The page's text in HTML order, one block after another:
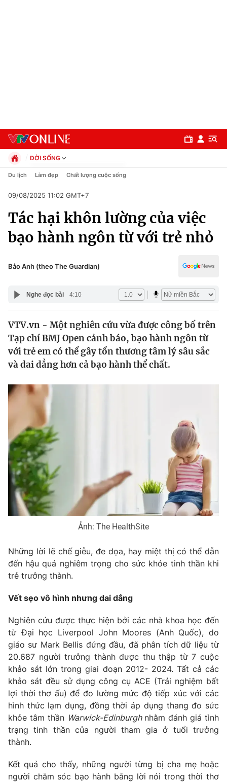
Chuyên mục
Chính trị
Pháp luật
Thế giới
Tin tức
Thế giới đó đây
Câu chuyện quốc tế
Tài chính
Thị trường
Góc doanh nghiệp
Dữ liệu và đời sống
Truyền hình
Phim VTV
Hậu trường
Nhân vật
Khán giả
Giải trí
Điện ảnh
Âm nhạc
Đời sống
Du lịch
Chất lượng cuộc sống
Tuyển sinh
Học trực tuyến
Công nghệ
Hitech Công nghệ tương lai
Sản phẩm
Thị trường
Tư vấn
Giao lưu trực tuyến
Chuyên mục khác
Emagazine Podcast
Photo Infographic
Video Shorts video
ĐỜI SỐNG
Chính trị
Pháp luật
Kinh tế
Thể thao
Truyền hình
Y tế
Công nghệ
Du lịch Làm đẹp Chất lượng cuộc sống
09/08/2025 11:02 GMT+7
Tác hại khôn lường của việc
bạo hành ngôn từ với trẻ nhỏ
Bảo Anh (theo The Guardian)
Nghe đọc bài 4:10
VTV.vn - Một nghiên cứu vừa được công bố trên
Tạp chí BMJ Open cảnh báo, bạo hành ngôn từ
với trẻ em có thể gây tổn thương tâm lý sâu sắc
và dai dẳng hơn cả bạo hành thể chất.
Ảnh: The HealthSite
Những lời lẽ chế giễu, đe dọa, hay miệt thị có thể dẫn
đến hậu quả nghiêm trọng cho sức khỏe tinh thần khi
trẻ trưởng thành.
Vết sẹo vô hình nhưng dai dẳng
Nghiên cứu được thực hiện bởi các nhà khoa học đến
từ Đại học Liverpool John Moores (Anh Quốc), do
giáo sư Mark Bellis đứng đầu, đã phân tích dữ liệu từ
20.687 người trưởng thành được thu thập từ 7 cuộc
khảo sát lớn trong giai đoạn 2012- 2024. Tất cả các
khảo sát đều sử dụng công cụ ACE (Trải nghiệm bất
lợi thời thơ ấu) để đo lường mức độ tiếp xúc với các
hình thức lạm dụng, đồng thời áp dụng thang đo sức
khỏe tâm thần Warwick-Edinburghnhằm đánh giá tình
trạng tinh thần của người tham gia ở tuổi trưởng
thành.
Kết quả cho thấy, những người từng bị cha mẹ hoặc
người chăm sóc bạo hành bằng lời nói trong thời thơ